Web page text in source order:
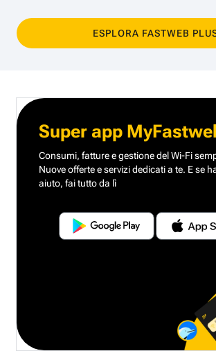
ESPLORA FASTWEB
Super app
Consumi, fatture e gestione del Wi-Fi
Nuove offerte e servizi dedicati a te. E se
aiuto, fai tutto da lì